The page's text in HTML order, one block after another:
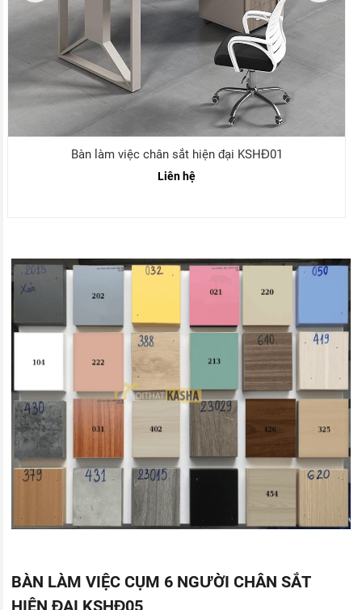
Bàn làm việc cụm 2 người chân sắt hiện đại
BÀN LÀM VIỆC CỤM 6 NGƯỜI CHÂN SẮT
HIỆN ĐẠI KSHĐ05